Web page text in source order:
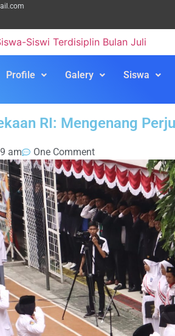
Bakat dan Semangat Tanpa Batas”
Profile Galery Siswa
RI: Mengenang
am One Comment